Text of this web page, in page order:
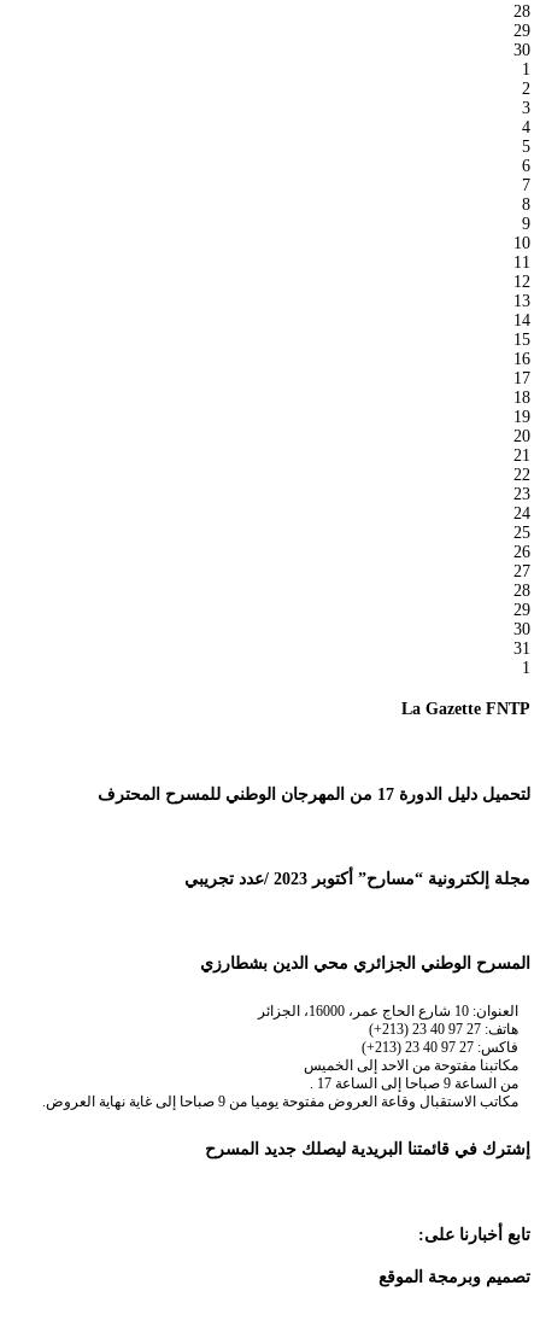
28
29
30
1
2
3
4
5
6
7
8
9
10
11
12
13
14
15
16
17
18
19
20
21
22
23
24
25
26
27
28
29
30
31
1
La Gazette FNTP
لتحميل دليل الدورة 17 من المهرجان الوطني للمسرح المحترف
مجلة إلكترونية “مسارح” أكتوبر 2023 /عدد تجريبي
المسرح الوطني الجزائري محي الدين بشطارزي
العنوان: 10 شارع الحاج عمر، 16000، الجزائر
هاتف: 27 97 40 23 (213+)
فاكس: 27 97 40 23 (213+)
مكاتبنا مفتوحة من الاحد إلى الخميس
من الساعة 9 صباحا إلى الساعة 17 .
مكاتب الاستقبال وقاعة العروض مفتوحة يوميا من 9 صباحا إلى غاية نهاية العروض.
إشترك في قائمتنا البريدية ليصلك جديد المسرح
تابع أخبارنا على:
تصميم وبرمجة الموقع